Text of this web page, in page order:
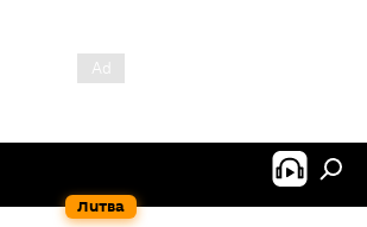
Литва